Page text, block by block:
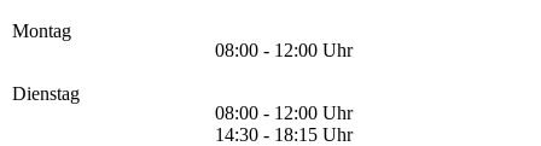
Montag
08:00 - 12:00 Uhr
Dienstag
08:00 - 12:00 Uhr
14:30 - 18:15 Uhr